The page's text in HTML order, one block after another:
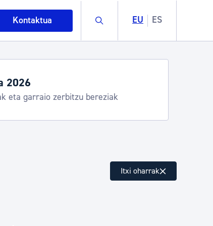
Kontaktua Buscar EU ES
eta ingurumena
2026
eta garraio zerbitzu bereziak
Itxi oharrak